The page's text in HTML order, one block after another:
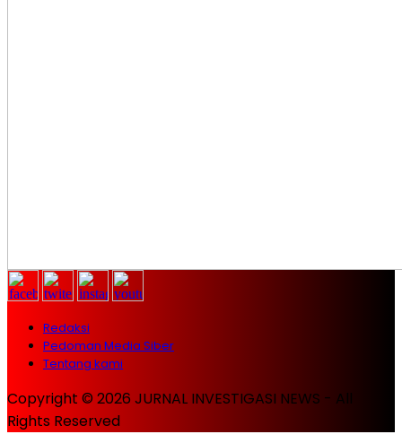
Redaksi
Pedoman Media Siber
Tentang kami
Copyright © 2026 JURNAL INVESTIGASI NEWS - All
Rights Reserved